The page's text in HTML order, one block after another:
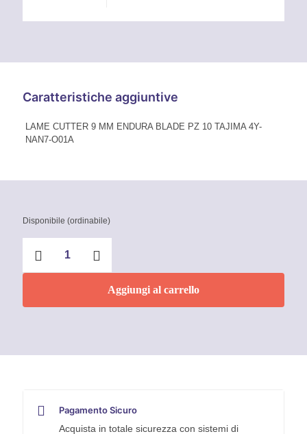
Caratteristiche aggiuntive
LAME CUTTER 9 MM ENDURA BLADE PZ 10 TAJIMA 4Y-
NAN7-O01A
Disponibile (ordinabile)
Blade
Tajima
Aggiungi al carrello
Pagamento Sicuro
Acquista in totale sicurezza con sistemi di